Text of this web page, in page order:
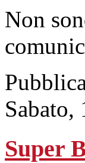
Non
Sabato,
Super